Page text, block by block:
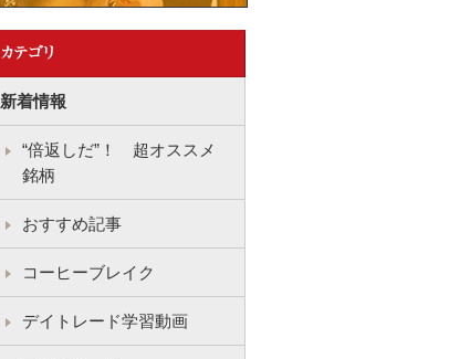
新着情報
“倍返しだ”！ 超オススメ
銘柄
おすすめ記事
コーヒーブレイク
デイトレード学習動画